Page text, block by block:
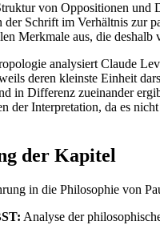
von Oppositionen und
der Schrift im Verhältnis zur
Merkmale aus, die
analysiert Claude
deren kleinste Einheit
in Differenz zueinander
der Interpretation, da es
der Kapitel
in die Philosophie von
Analyse der